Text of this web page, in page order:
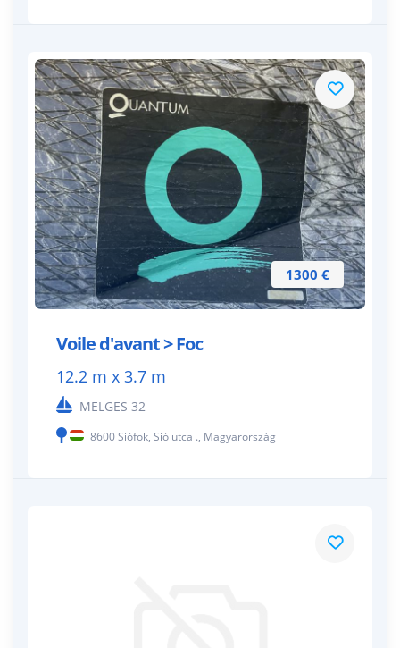
1300 €
Voile d'avant > Foc
12.2 m x 3.7 m
MELGES 32
8600 Siófok, Sió utca ., Magyarország